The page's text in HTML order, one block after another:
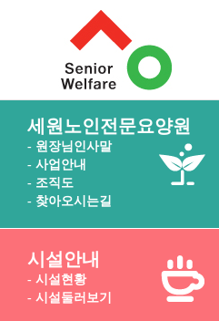
세원노인전문요양원
- 원장님인사말
- 사업안내
- 조직도
- 찾아오시는길
시설안내
- 시설현황
- 시설둘러보기